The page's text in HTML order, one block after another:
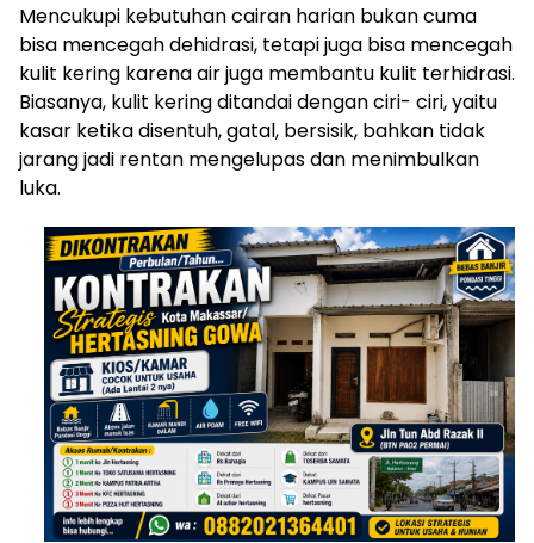
Mencukupi kebutuhan cairan harian bukan cuma
bisa mencegah dehidrasi, tetapi juga bisa mencegah
kulit kering karena air juga membantu kulit terhidrasi.
Biasanya, kulit kering ditandai dengan ciri- ciri, yaitu
kasar ketika disentuh, gatal, bersisik, bahkan tidak
jarang jadi rentan mengelupas dan menimbulkan
luka.